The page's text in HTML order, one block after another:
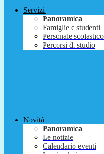
Servizi
Panoramica
Famiglie e studenti
Personale scolastico
Percorsi di studio
Novità
Panoramica
Le notizie
Calendario eventi